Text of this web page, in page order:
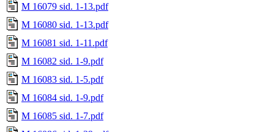
M 16079 sid. 1-13.pdf
M 16080 sid. 1-13.pdf
M 16081 sid. 1-11.pdf
M 16082 sid. 1-9.pdf
M 16083 sid. 1-5.pdf
M 16084 sid. 1-9.pdf
M 16085 sid. 1-7.pdf